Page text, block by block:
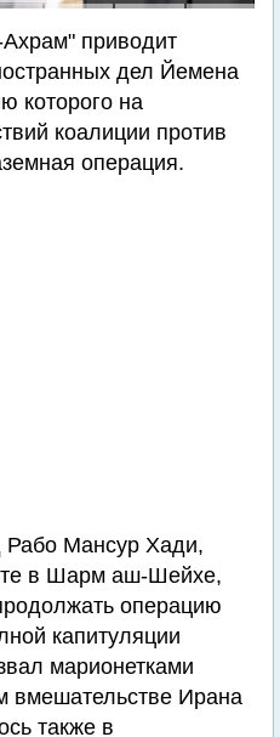
Ахрам" приводит
дел Йемена
которого на
коалиции против
операция.
Мансур Хади,
в Шарм аш-Шейхе,
операцию
капитуляции
марионетками
вмешательстве Ирана
также в